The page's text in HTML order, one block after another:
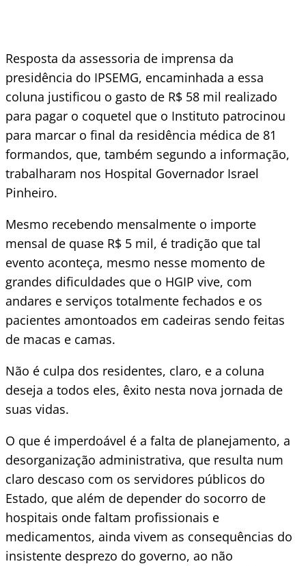
Resposta da assessoria de imprensa da
presidência do IPSEMG, encaminhada a essa
coluna justificou o gasto de R$ 58 mil realizado
para pagar o coquetel que o Instituto patrocinou
para marcar o final da residência médica de 81
formandos, que, também segundo a informação,
trabalharam nos Hospital Governador Israel
Pinheiro.
Mesmo recebendo mensalmente o importe
mensal de quase R$ 5 mil, é tradição que tal
evento aconteça, mesmo nesse momento de
grandes dificuldades que o HGIP vive, com
andares e serviços totalmente fechados e os
pacientes amontoados em cadeiras sendo feitas
de macas e camas.
Não é culpa dos residentes, claro, e a coluna
deseja a todos eles, êxito nesta nova jornada de
suas vidas.
O que é imperdoável é a falta de planejamento, a
desorganização administrativa, que resulta num
claro descaso com os servidores públicos do
Estado, que além de depender do socorro de
hospitais onde faltam profissionais e
medicamentos, ainda vivem as consequências do
insistente desprezo do governo, ao não